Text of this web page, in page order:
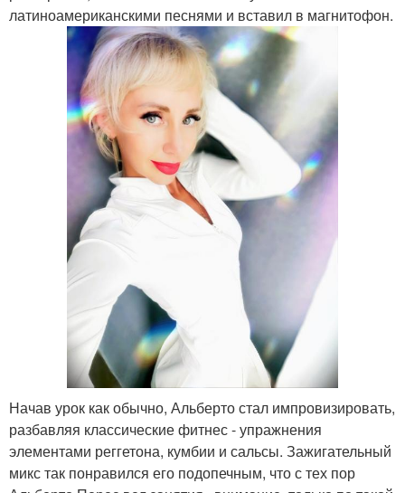
латиноамериканскими песнями и вставил в магнитофон.
Начав урок как обычно, Альберто стал импровизировать,
разбавляя классические фитнес - упражнения
элементами реггетона, кумбии и сальсы. Зажигательный
микс так понравился его подопечным, что с тех пор